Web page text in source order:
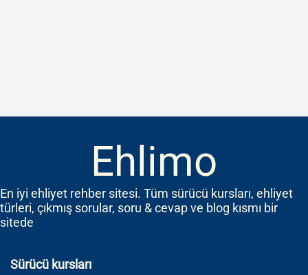
Ehlimo
En iyi ehliyet rehber sitesi. Tüm sürücü kursları, ehliyet
türleri, çıkmış sorular, soru & cevap ve blog kısmı bir
sitede
Sürücü kursları